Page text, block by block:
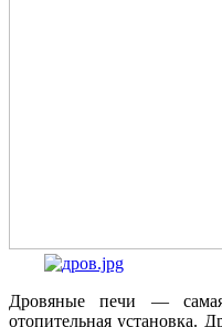
Дровяные печи — самая
отопительная установка.